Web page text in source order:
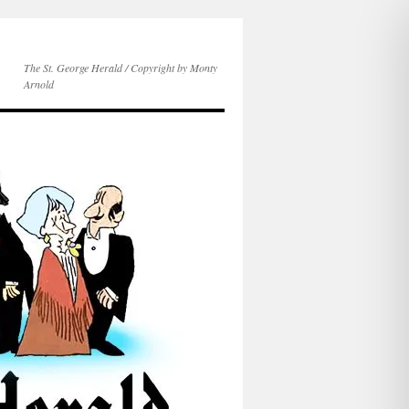
The St. George Herald / Copyright by Monty
Arnold